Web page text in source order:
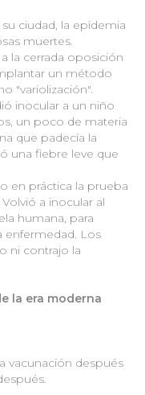
ciudad, la epidemia
muertes.
la cerrada oposición
un método
"variolización".
inocular a un niño
un poco de materia
que padecía la
una fiebre leve que
en práctica la prueba
a inocular al
humana, para
enfermedad. Los
ni contrajo la
la era moderna
vacunación después